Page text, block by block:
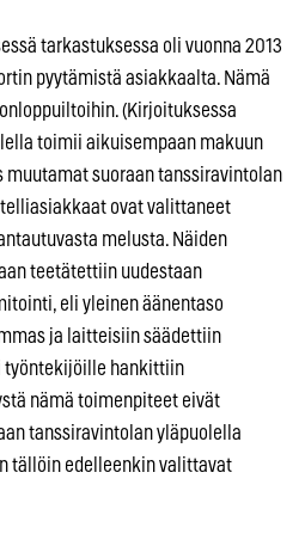
tarkastuksessa oli vuonna 2013
pyytämistä asiakkaalta. Nämä
(Kirjoituksessa
toimii aikuisempaan makuun
muutamat suoraan tanssiravintolan
ovat valittaneet
melusta. Näiden
teetätettiin uudestaan
eli yleinen äänentaso
ja laitteisiin säädettiin
työntekijöille hankittiin
nämä toimenpiteet eivät
tanssiravintolan yläpuolella
tällöin edelleenkin valittavat